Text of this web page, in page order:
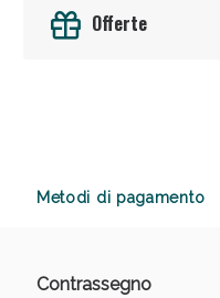
Offerte
Metodi di pagamento
Contrassegno
Anticellulite e